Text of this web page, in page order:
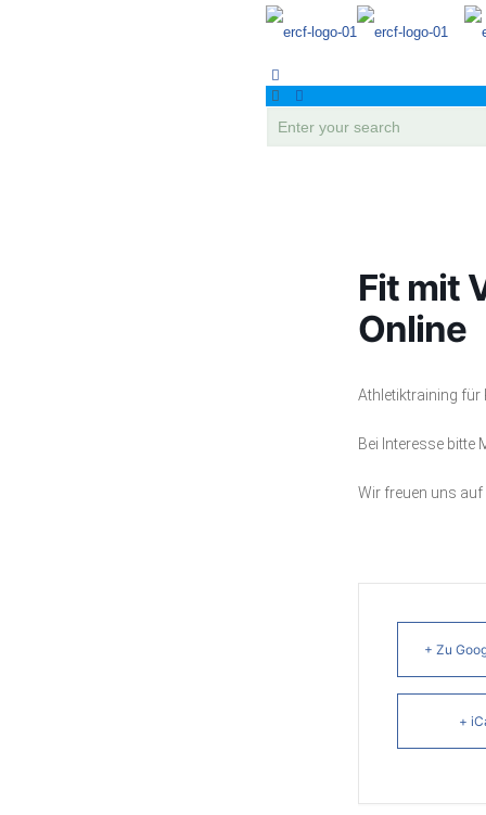
Fit mit
Online
Athletiktraining für
Bei Interesse bitte
Wir freuen uns auf
+ Zu
+